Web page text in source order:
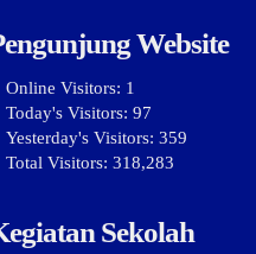
Website
Online Visitors: 1
Today's Visitors: 97
Yesterday's Visitors: 359
Total Visitors: 318,283
Sekolah